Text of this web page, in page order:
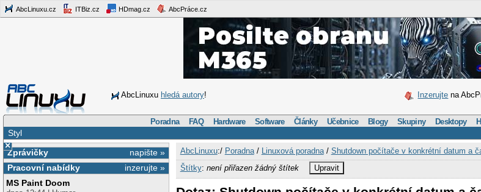
AbcLinuxu.cz ITBiz.cz HDmag.cz AbcPráce.cz
AbcLinuxu hledá autory! Inzerujte na
Poradna FAQ Hardware Software Články Učebnice Blogy Skupiny Desktopy
Styl
×
napište »
Zprávičky
inzerujte »
Pracovní nabídky
MS Paint Doom
AbcLinuxu:/ Poradna/ Linuxová poradna/ Shutdown počítače v konkrétní datum a
Štítky: není přiřazen žádný štítek Upravit